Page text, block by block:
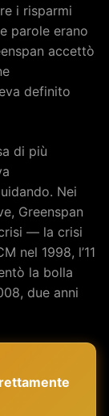
i risparmi
parole erano
accettò
definito
di più
Nei
Greenspan
— la crisi
nel 1998, l’11
la bolla
due anni